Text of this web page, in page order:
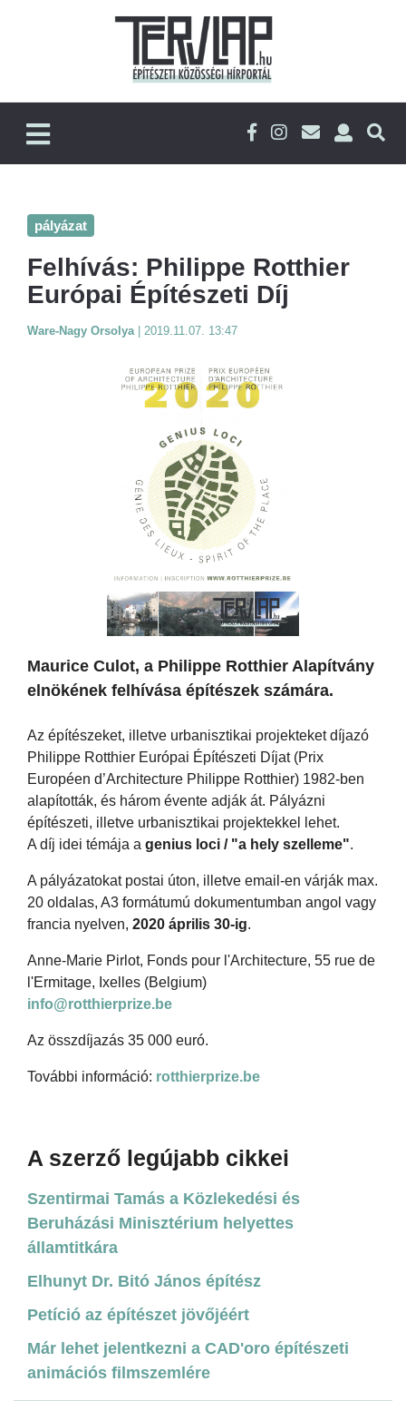
pályázat
Felhívás: Philippe Rotthier
Európai Építészeti Díj
Ware-Nagy Orsolya 2019.11.07. 13:47
Maurice Culot, a Philippe Rotthier Alapítvány
elnökének felhívása építészek számára.
Az építészeket, illetve urbanisztikai projekteket díjazó
Philippe Rotthier Európai Építészeti Díjat (Prix
Européen d’Architecture Philippe Rotthier) 1982-ben
alapították, és három évente adják át. Pályázni
építészeti, illetve urbanisztikai projektekkel lehet.
A díj idei témája a genius loci / "a hely szelleme".
A pályázatokat postai úton, illetve email-en várják max.
20 oldalas, A3 formátumú dokumentumban angol vagy
francia nyelven, 2020 április 30-ig.
Anne-Marie Pirlot, Fonds pour l'Architecture, 55 rue de
l'Ermitage, Ixelles (Belgium)
info@rotthierprize.be
Az összdíjazás 35 000 euró.
További információ: rotthierprize.be
A szerző legújabb cikkei
Szentirmai Tamás a Közlekedési és
Beruházási Minisztérium helyettes
államtitkára
Elhunyt Dr. Bitó János építész
Petíció az építészet jövőjéért
Már lehet jelentkezni a CAD'oro építészeti
animációs filmszemlére